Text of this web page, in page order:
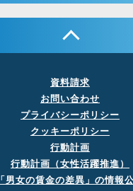
資料請求
お問い合わせ
プライバシーポリシー
クッキーポリシー
行動計画
行動計画（女性活躍推進）
「男女の賃金の差異」の情報